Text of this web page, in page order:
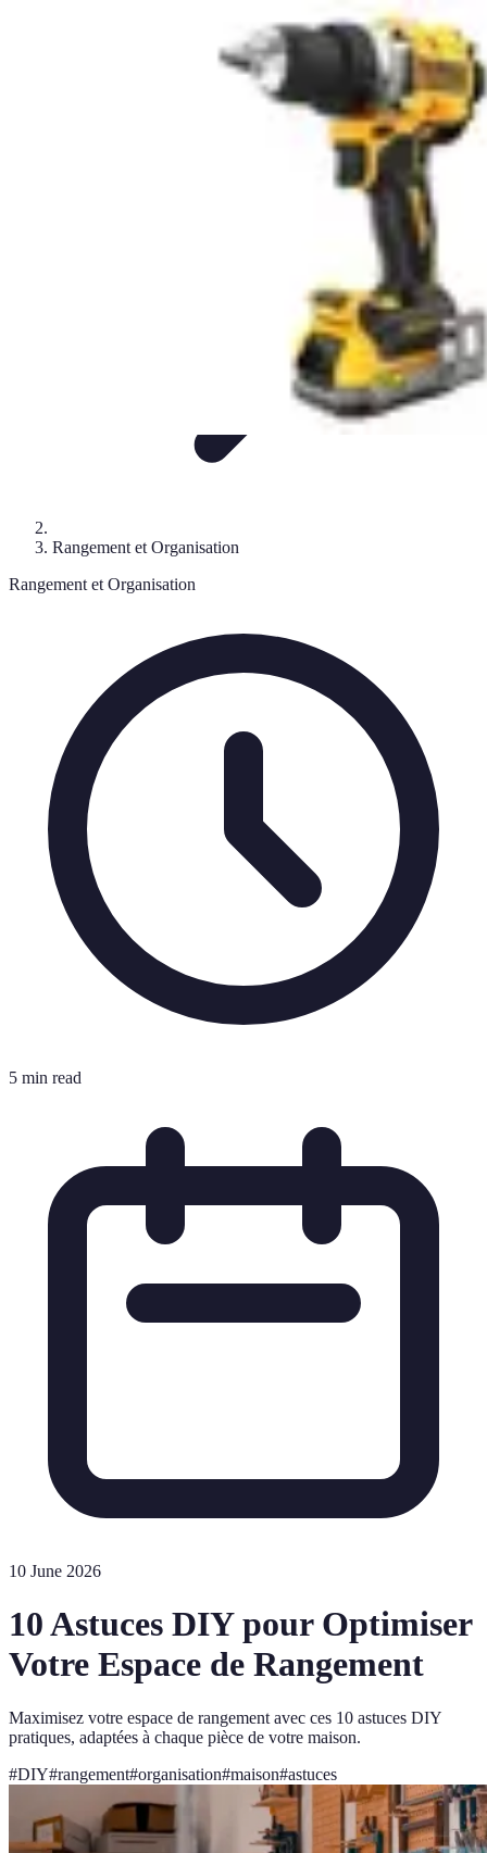
PeintureBien-être Événementiel
Rangement et Organisation
Rangement et Organisation
5 min read
10 June 2026
10 Astuces DIY pour Optimiser
Votre Espace de Rangement
Maximisez votre espace de rangement avec ces 10 astuces DIY
pratiques, adaptées à chaque pièce de votre maison.
#DIY#rangement#organisation#maison#astuces